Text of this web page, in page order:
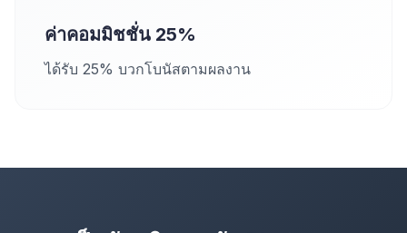
ค่าคอมมิชชั่น 25%
ได้รับ 25% บวกโบนัสตามผลงาน